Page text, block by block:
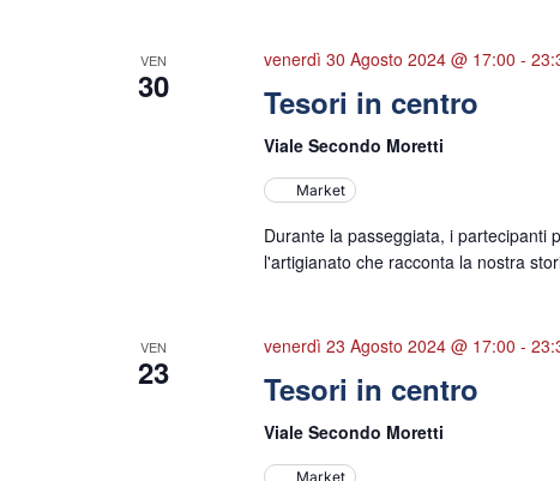
VEN
30
venerdì 30 Agosto 2024 @ 17:00 -
Tesori in centro
Viale Secondo Moretti
Market
Durante la passeggiata, i partecipanti
l'artigianato che racconta la nostra
VEN
23
venerdì 23 Agosto 2024 @ 17:00 -
Tesori in centro
Viale Secondo Moretti
Market